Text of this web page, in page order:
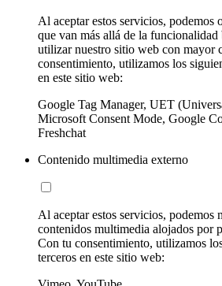
Al aceptar estos servicios, podemos
que van más allá de la funcionalidad
utilizar nuestro sitio web con mayor
consentimiento, utilizamos los
en este sitio web:
Google Tag Manager, UET
Microsoft Consent Mode, Google
Freshchat
Contenido multimedia externo
Al aceptar estos servicios, podemos
contenidos multimedia alojados por
Con tu consentimiento, utilizamos
terceros en este sitio web: